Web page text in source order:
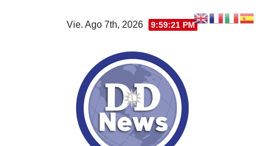
Vie. Ago 7th, 2026 9:59:21 PM